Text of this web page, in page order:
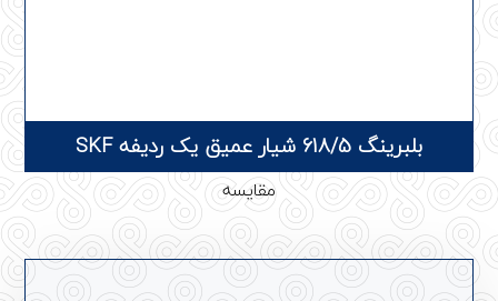
بلبرینگ 618/5 شیار عمیق یک ردیفه SKF
مقایسه